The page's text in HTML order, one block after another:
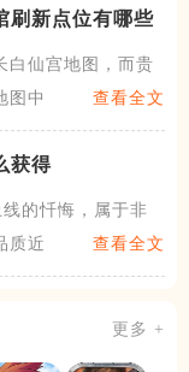
刷新点位有哪些
白仙宫地图，而贵
中高爆
查看全文
获得
的忏悔，属于非
近战
查看全文
更多 +